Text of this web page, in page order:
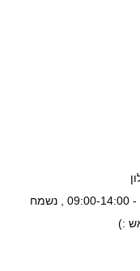
ימים א-ה - 10:00-19:00 | שישי וערבי חג - 09:00-14:00 , נשמח
:)